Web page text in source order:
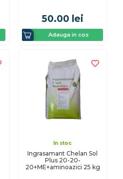
50.00 lei
Adauga in cos
In stoc
Ingrasamant Chelan Sol
Plus 20-20-
20+ME+aminoazici 25 kg